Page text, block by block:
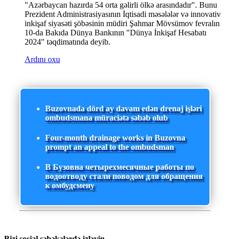
"Azərbaycan hazırda 54 orta gəlirli ölkə arasındadır". Bunu
Prezident Administrasiyasının İqtisadi məsələlər və innovativ
inkişaf siyasəti şöbəsinin müdiri Şahmar Mövsümov fevralın
10-da Bakıda Dünya Bankının "Dünya İnkişaf Hesabatı
2024" təqdimatında deyib.
Ardını oxu
Buzovnada dörd ay davam edən drenaj işləri
ombudsmana müraciətə səbəb olub
Four-month drainage works in Buzovna
prompt an appeal to the ombudsman
В Бузовна четырехмесячные работы по
водоотводу стали поводом для обращения
к омбудсмену